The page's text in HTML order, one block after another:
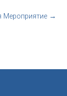
Мероприятие →